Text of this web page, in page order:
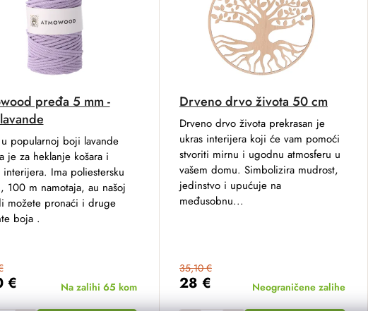
pređa 5 mm -
€
Na zalihi 65 kom
popularnoj boji lavande
je za heklanje košara i
interijera. Ima poliestersku
100 m namotaja, au našoj
možete pronaći i druge
boja .
Drveno drvo života 50 cm
28 €
35,10 €
Neograničene zalihe
Drveno drvo života prekrasan je
ukras interijera koji će vam pomoći
stvoriti mirnu i ugodnu atmosferu u
vašem domu. Simbolizira mudrost,
jedinstvo i upućuje na
međusobnu...